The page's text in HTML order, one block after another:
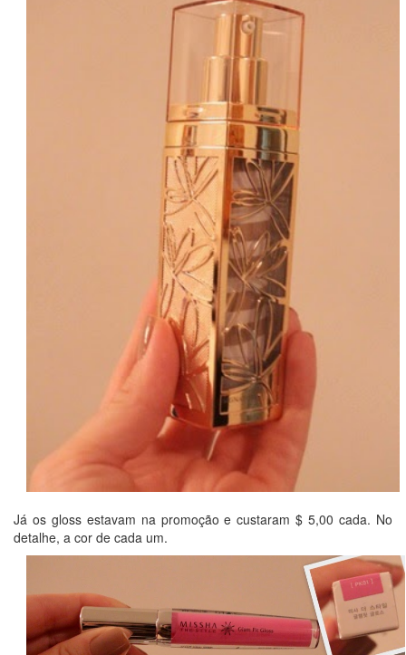
Já os gloss estavam na promoção e custaram $ 5,00 cada. No
detalhe, a cor de cada um.